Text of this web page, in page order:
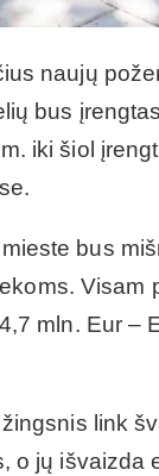
naujų
bus
iki šiol
bus
mln. Eur –
link
o jų išvaizda